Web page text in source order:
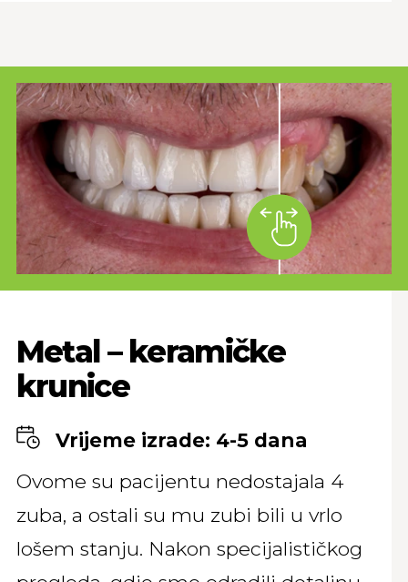
Metal – keramičke
krunice
Vrijeme izrade: 4-5 dana
Ovome su pacijentu nedostajala 4
zuba, a ostali su mu zubi bili u vrlo
lošem stanju. Nakon specijalističkog